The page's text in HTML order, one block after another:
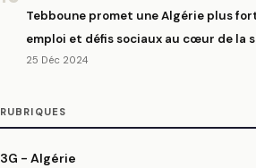
Tebboune promet une Algérie plus
emploi et défis sociaux au cœur de la
25 Déc 2024
RUBRIQUES
3G - Algérie